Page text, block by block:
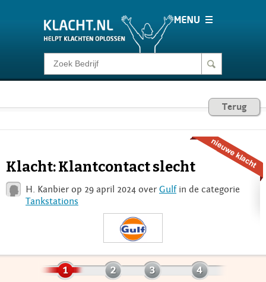
Klacht melden
Consumentenrecht Terug
Klacht: Klantcontact slecht
H. Kanbier op 29 april 2024 overGulfin de categorie
Tankstations